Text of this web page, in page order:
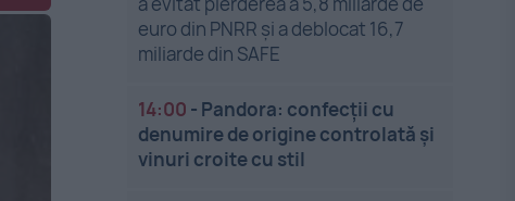
euro din PNRR și a deblocat 16,7
miliarde din SAFE
14:00 - Pandora: confecții cu
denumire de origine controlată și
vinuri croite cu stil